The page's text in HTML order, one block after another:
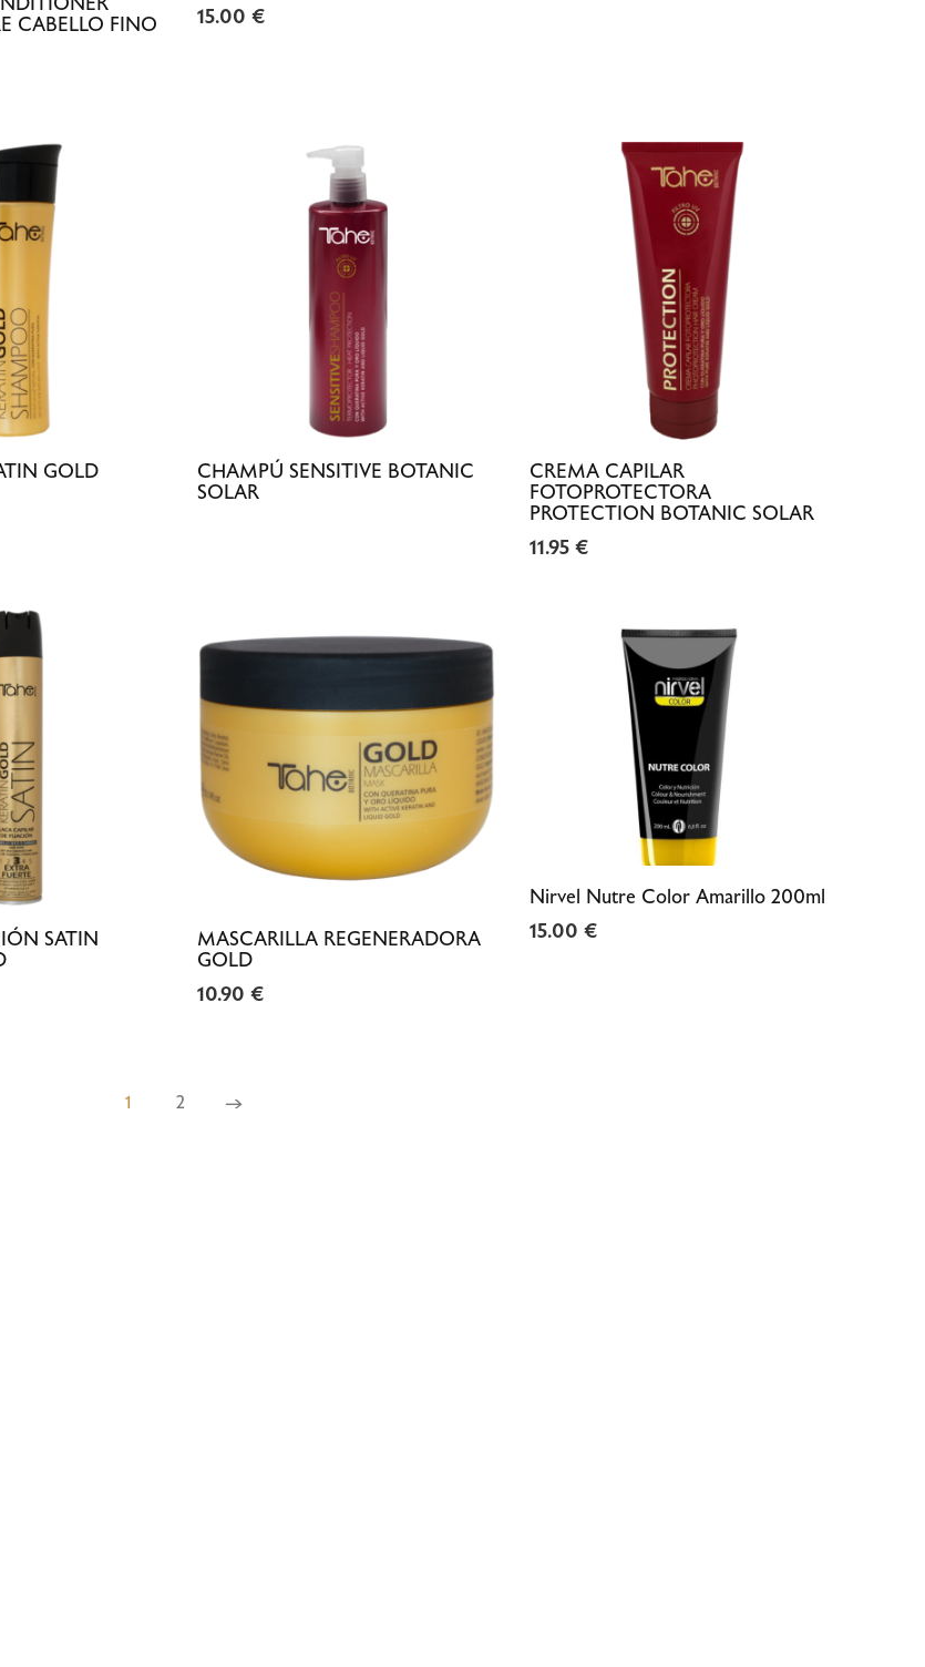
CABELLO FINO
15.00 €
GOLD
CHAMPÚ SENSITIVE BOTANIC
SOLAR
CREMA CAPILAR
FOTOPROTECTORA
PROTECTION BOTANIC SOLAR
11.95 €
SATIN MASCARILLA REGENERADORA
GOLD
10.90 €
Nirvel Nutre Color Amarillo 200ml
15.00 €
1 2 →